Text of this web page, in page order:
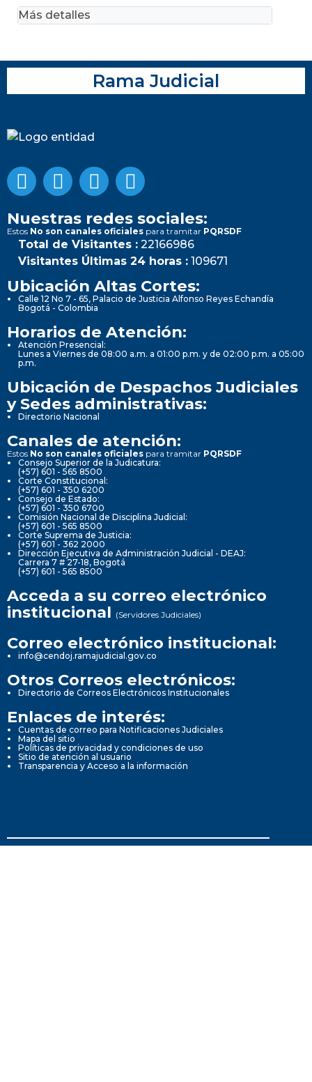
Más detalles
Rama Judicial
Nuestras redes sociales:
Estos No son canales oficiales para tramitar PQRSDF
Total de Visitantes : 22166986
Visitantes Últimas 24 horas : 109671
Ubicación Altas Cortes:
Calle 12 No 7 - 65, Palacio de Justicia Alfonso Reyes Echandía
Bogotá - Colombia
Horarios de Atención:
Atención Presencial:
Lunes a Viernes de 08:00 a.m. a 01:00 p.m. y de 02:00 p.m. a 05:00
p.m.
Ubicación de Despachos Judiciales
y Sedes administrativas:
Directorio Nacional
Canales de atención:
Estos No son canales oficiales para tramitar PQRSDF
Consejo Superior de la Judicatura:
(+57) 601 - 565 8500
Corte Constitucional:
(+57) 601 - 350 6200
Consejo de Estado:
(+57) 601 - 350 6700
Comisión Nacional de Disciplina Judicial:
(+57) 601 - 565 8500
Corte Suprema de Justicia:
(+57) 601 - 362 2000
Dirección Ejecutiva de Administración Judicial - DEAJ:
Carrera 7 # 27-18, Bogotá
(+57) 601 - 565 8500
Acceda a su correo electrónico
institucional (Servidores Judiciales)
Correo electrónico institucional:
info@cendoj.ramajudicial.gov.co
Otros Correos electrónicos:
Directorio de Correos Electrónicos Institucionales
Enlaces de interés:
Cuentas de correo para Notificaciones Judiciales
Mapa del sitio
Políticas de privacidad y condiciones de uso
Sitio de atención al usuario
Transparencia y Acceso a la información